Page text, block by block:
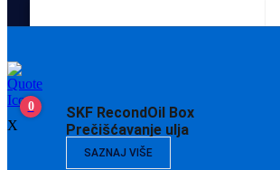
SKF RecondOil Box
Prečišćavanje ulja
SAZNAJ VIŠE
0
X